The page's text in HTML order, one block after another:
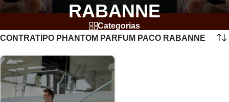
RABANNE
Categorias
CONTRATIPO PHANTOM PARFUM PACO RABANNE